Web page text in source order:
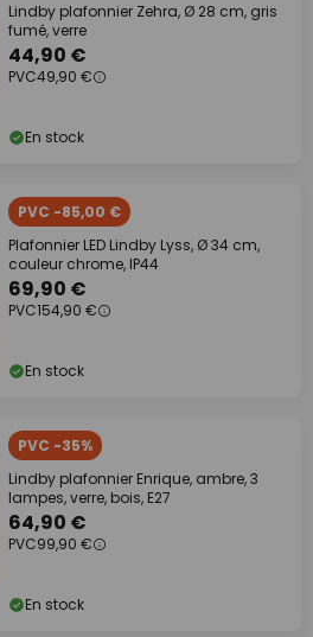
Lindby plafonnier Zehra, Ø 28 cm, gris
fumé, verre
44,90 €
PVC49,90 €
En stock
PVC -85,00 €
Plafonnier LED Lindby Lyss, Ø 34 cm,
couleur chrome, IP44
69,90 €
PVC154,90 €
En stock
PVC -35%
Lindby plafonnier Enrique, ambre, 3
lampes, verre, bois, E27
64,90 €
PVC99,90 €
En stock